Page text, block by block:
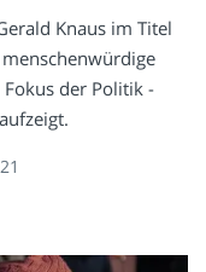
Knaus im Titel
der Politik -